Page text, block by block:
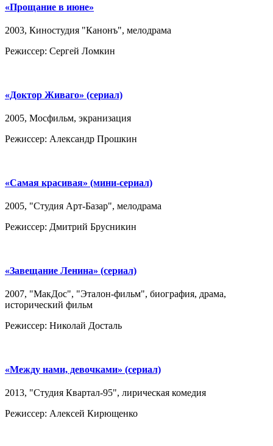
«Прощание в июне»
2003, Киностудия "Канонъ", мелодрама
Режиссер: Сергей Ломкин
«Доктор Живаго» (сериал)
2005, Мосфильм, экранизация
Режиссер: Александр Прошкин
«Самая красивая» (мини-сериал)
2005, "Студия Арт-Базар", мелодрама
Режиссер: Дмитрий Брусникин
«Завещание Ленина» (сериал)
2007, "МакДос", "Эталон-фильм", биография, драма,
исторический фильм
Режиссер: Николай Досталь
«Между нами, девочками» (сериал)
2013, "Студия Квартал-95", лирическая комедия
Режиссер: Алексей Кирющенко